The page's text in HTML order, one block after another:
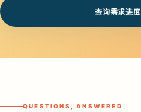
查询需求进度
QUESTIONS, ANSWERED